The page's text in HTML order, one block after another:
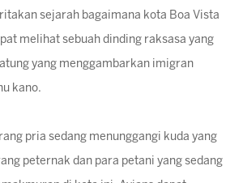
sejarah bagaimana kota Boa Vista
melihat sebuah dinding raksasa yang
yang menggambarkan imigran
kano.
pria sedang menunggangi kuda yang
peternak dan para petani yang sedang